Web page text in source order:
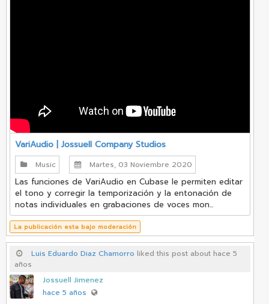
VariAudio | Jossuell Company Studios
Music Martes, 03 Noviembre 2020
Las funciones de VariAudio en Cubase le permiten editar
el tono y corregir la temporización y la entonación de
notas individuales en grabaciones de voces mon...
La publicación esta bajo moderación
Luis Eduardo Diaz Chamorro liked this post about hace 5
años
Jossuell Jimenez
hace 5 años